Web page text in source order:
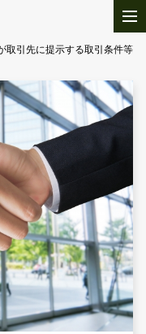
取引先に提示する取引条件等